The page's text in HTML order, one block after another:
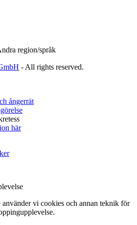
region/språk
- All rights reserved.
ångerrät
här
använder vi cookies och annan teknik för